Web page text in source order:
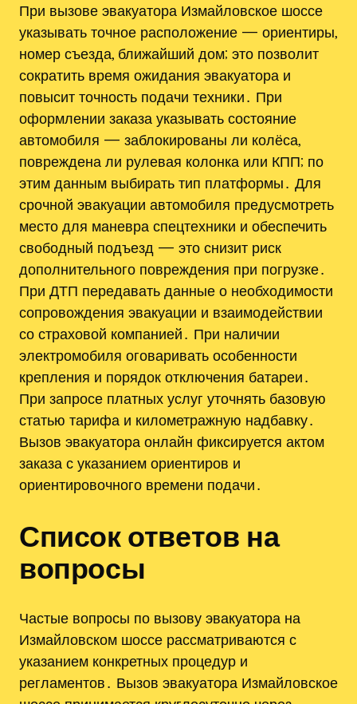
При вызове эвакуатора Измайловское шоссе
указывать точное расположение — ориентиры,
номер съезда, ближайший дом; это позволит
сократить время ожидания эвакуатора и
повысит точность подачи техники․ При
оформлении заказа указывать состояние
автомобиля — заблокированы ли колёса,
повреждена ли рулевая колонка или КПП; по
этим данным выбирать тип платформы․ Для
срочной эвакуации автомобиля предусмотреть
место для маневра спецтехники и обеспечить
свободный подъезд — это снизит риск
дополнительного повреждения при погрузке․
При ДТП передавать данные о необходимости
сопровождения эвакуации и взаимодействии
со страховой компанией․ При наличии
электромобиля оговаривать особенности
крепления и порядок отключения батареи․
При запросе платных услуг уточнять базовую
статью тарифа и километражную надбавку․
Вызов эвакуатора онлайн фиксируется актом
заказа с указанием ориентиров и
ориентировочного времени подачи․
Список ответов на
вопросы
Частые вопросы по вызову эвакуатора на
Измайловском шоссе рассматриваются с
указанием конкретных процедур и
регламентов․ Вызов эвакуатора Измайловское